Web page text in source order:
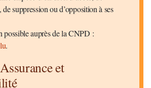
suppression ou d’opposition à ses
possible auprès de la CNPD :
.
et